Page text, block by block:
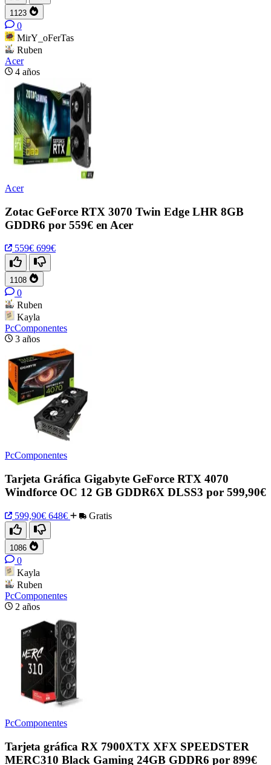
1123
0
MirY_oFerTas
Ruben
Acer
4 años
Acer
Zotac GeForce RTX 3070 Twin Edge LHR 8GB
GDDR6 por 559€ en Acer
559€ 699€
1108
0
Ruben
Kayla
PcComponentes
3 años
PcComponentes
Tarjeta Gráfica Gigabyte GeForce RTX 4070
Windforce OC 12 GB GDDR6X DLSS3 por 599,90€
599,90€ 648€ Gratis
1086
0
Kayla
Ruben
PcComponentes
2 años
PcComponentes
Tarjeta gráfica RX 7900XTX XFX SPEEDSTER
MERC310 Black Gaming 24GB GDDR6 por 899€